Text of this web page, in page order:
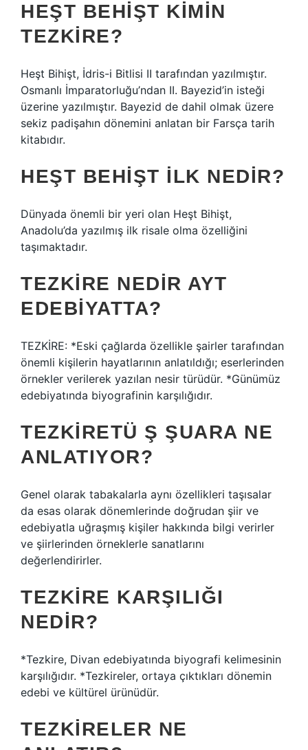
HEŞT BEHIŞT KIMIN
TEZKIRE?
Heşt Bihişt, İdris-i Bitlisi II tarafından yazılmıştır.
Osmanlı İmparatorluğu’ndan II. Bayezid’in isteği
üzerine yazılmıştır. Bayezid de dahil olmak üzere
sekiz padişahın dönemini anlatan bir Farsça tarih
kitabıdır.
HEŞT BEHIŞT ILK NEDIR?
Dünyada önemli bir yeri olan Heşt Bihişt,
Anadolu’da yazılmış ilk risale olma özelliğini
taşımaktadır.
TEZKIRE NEDIR AYT
EDEBIYATTA?
TEZKİRE: *Eski çağlarda özellikle şairler tarafından
önemli kişilerin hayatlarının anlatıldığı; eserlerinden
örnekler verilerek yazılan nesir türüdür. *Günümüz
edebiyatında biyografinin karşılığıdır.
TEZKIRETÜ Ş ŞUARA NE
ANLATIYOR?
Genel olarak tabakalarla aynı özellikleri taşısalar
da esas olarak dönemlerinde doğrudan şiir ve
edebiyatla uğraşmış kişiler hakkında bilgi verirler
ve şiirlerinden örneklerle sanatlarını
değerlendirirler.
TEZKIRE KARŞILIĞI
NEDIR?
*Tezkire, Divan edebiyatında biyografi kelimesinin
karşılığıdır. *Tezkireler, ortaya çıktıkları dönemin
edebi ve kültürel ürünüdür.
TEZKIRELER NE